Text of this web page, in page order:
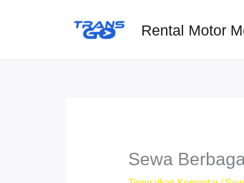
Rental Motor
Sewa